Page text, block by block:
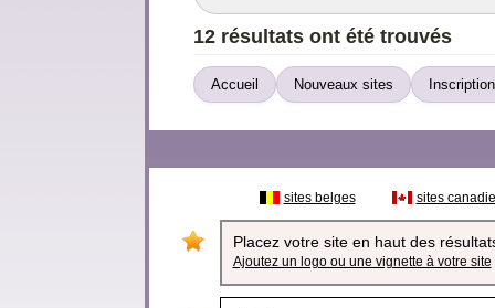
12 résultats ont été trouvés
Accueil Nouveaux sites
sites belges sites
Placez votre site en haut des
Ajoutez un logo ou une vignette à votre site